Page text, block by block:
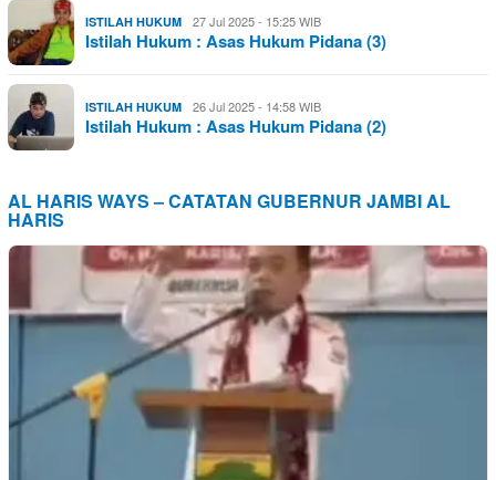
ISTILAH HUKUM 27 Jul 2025 - 15:25 WIB
Istilah Hukum : Asas Hukum Pidana (3)
ISTILAH HUKUM 26 Jul 2025 - 14:58 WIB
Istilah Hukum : Asas Hukum Pidana (2)
AL HARIS WAYS – CATATAN GUBERNUR JAMBI AL
HARIS